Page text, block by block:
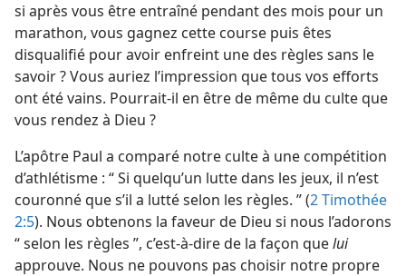
si après vous être entraîné pendant des mois pour un
marathon, vous gagnez cette course puis êtes
disqualifié pour avoir enfreint une des règles sans le
savoir ? Vous auriez l’impression que tous vos efforts
ont été vains. Pourrait-​il en être de même du culte que
vous rendez à Dieu ?
L’apôtre Paul a comparé notre culte à une compétition
d’athlétisme : “ Si quelqu’un lutte dans les jeux, il n’est
couronné que s’il a lutté selon les règles. ” (2 Timothée
2:5). Nous obtenons la faveur de Dieu si nous l’adorons
“ selon les règles ”, c’est-à-dire de la façon quelui
approuve. Nous ne pouvons pas choisir notre propre